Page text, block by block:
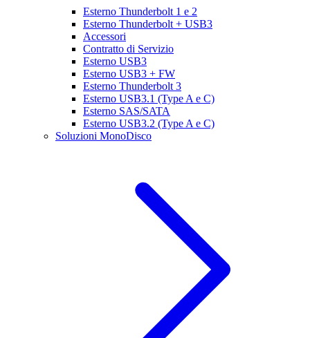
Esterno Thunderbolt 1 e 2
Esterno Thunderbolt + USB3
Accessori
Contratto di Servizio
Esterno USB3
Esterno USB3 + FW
Esterno Thunderbolt 3
Esterno USB3.1 (Type A e C)
Esterno SAS/SATA
Esterno USB3.2 (Type A e C)
Soluzioni MonoDisco